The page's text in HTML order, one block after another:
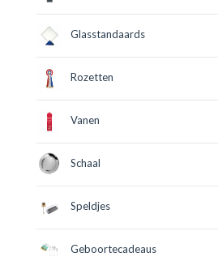
Glasstandaards
Rozetten
Vanen
Schaal
Speldjes
Geboortecadeaus